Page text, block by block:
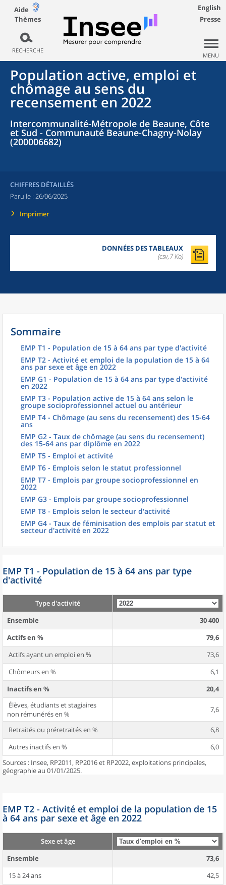
Aide
Thèmes
RECHERCHE
English
Presse
MENU
Population active, emploi et
chômage au sens du
recensement en 2022
Intercommunalité-Métropole de Beaune, Côte
et Sud - Communauté Beaune-Chagny-Nolay
(200006682)
CHIFFRES DÉTAILLÉS
Paru le : 26/06/2025
Imprimer
DONNÉES DES TABLEAUX
(csv,7 Ko)
Sommaire
EMP T1 - Population de 15 à 64 ans par type d'activité
EMP T2 - Activité et emploi de la population de 15 à 64
ans par sexe et âge en 2022
EMP G1 - Population de 15 à 64 ans par type d'activité
en 2022
EMP T3 - Population active de 15 à 64 ans selon le
groupe socioprofessionnel actuel ou antérieur
EMP T4 - Chômage (au sens du recensement) des 15-64
ans
EMP G2 - Taux de chômage (au sens du recensement)
des 15-64 ans par diplôme en 2022
EMP T5 - Emploi et activité
EMP T6 - Emplois selon le statut professionnel
EMP T7 - Emplois par groupe socioprofessionnel en
2022
EMP G3 - Emplois par groupe socioprofessionnel
EMP T8 - Emplois selon le secteur d'activité
EMP G4 - Taux de féminisation des emplois par statut et
secteur d'activité en 2022
EMP T1 - Population de 15 à 64 ans par type
d'activité
Type d'activité
Ensemble
30 400
Actifs en %
79,6
Actifs ayant un emploi en %
73,6
Chômeurs en %
6,1
Inactifs en %
20,4
Élèves, étudiants et stagiaires
non rémunérés en %
7,6
Retraités ou préretraités en %
6,8
Autres inactifs en %
6,0
Sources : Insee, RP2011, RP2016 et RP2022, exploitations principales,
géographie au 01/01/2025.
EMP T2 - Activité et emploi de la population de 15
à 64 ans par sexe et âge en 2022
Sexe et âge
Ensemble
73,6
15 à 24 ans
42,5